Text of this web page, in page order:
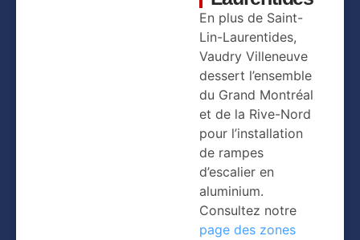
En plus de Saint-
Lin-Laurentides,
Vaudry Villeneuve
dessert l’ensemble
du Grand Montréal
et de la Rive-Nord
pour l’installation
de rampes
d’escalier en
aluminium.
Consultez notre
page des zones